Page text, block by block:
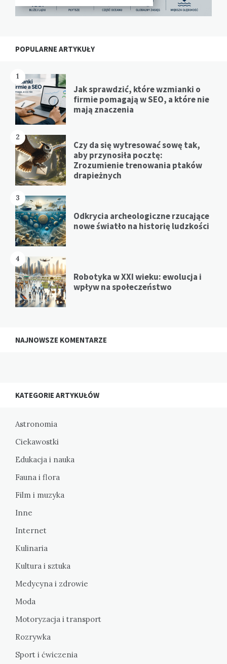
POPULARNE ARTYKUŁY
1
Jak sprawdzić, które wzmianki o
firmie pomagają w SEO, a które nie
mają znaczenia
2
Czy da się wytresować sowę tak,
aby przynosiła pocztę:
Zrozumienie trenowania ptaków
drapieżnych
3
Odkrycia archeologiczne rzucające
nowe światło na historię ludzkości
4
Robotyka w XXI wieku: ewolucja i
wpływ na społeczeństwo
NAJNOWSZE KOMENTARZE
KATEGORIE ARTYKUŁÓW
Astronomia
Ciekawostki
Edukacja i nauka
Fauna i flora
Film i muzyka
Inne
Internet
Kulinaria
Kultura i sztuka
Medycyna i zdrowie
Moda
Motoryzacja i transport
Rozrywka
Sport i ćwiczenia